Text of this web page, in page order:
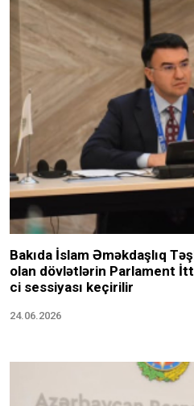
Bakıda İslam Əməkdaşlıq
olan dövlətlərin Parlament
ci sessiyası keçirilir
24.06.2026